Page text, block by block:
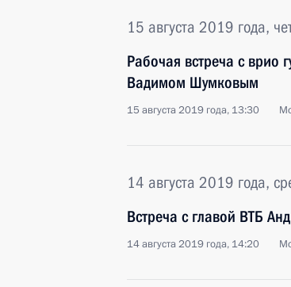
15 августа 2019 года,
Рабочая встреча с врио
Вадимом Шумковым
15 августа 2019 года, 13:30
14 августа 2019 года,
Встреча с главой ВТБ
14 августа 2019 года, 14:20